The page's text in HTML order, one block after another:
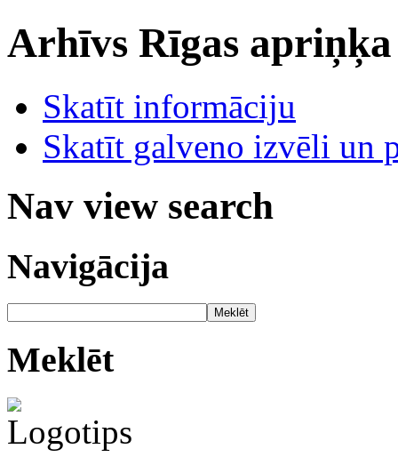
Arhīvs Rīgas
Skatīt informāciju
Skatīt galveno izvēli un
Nav view search
Navigācija
Meklēt
Meklēt